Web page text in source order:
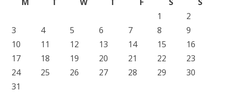
1
2
3
4 5 6 7 8
9
10
11 12 13 14 15
16
17
18 19 20 21 22
23
24
25 26 27 28 29
30
31